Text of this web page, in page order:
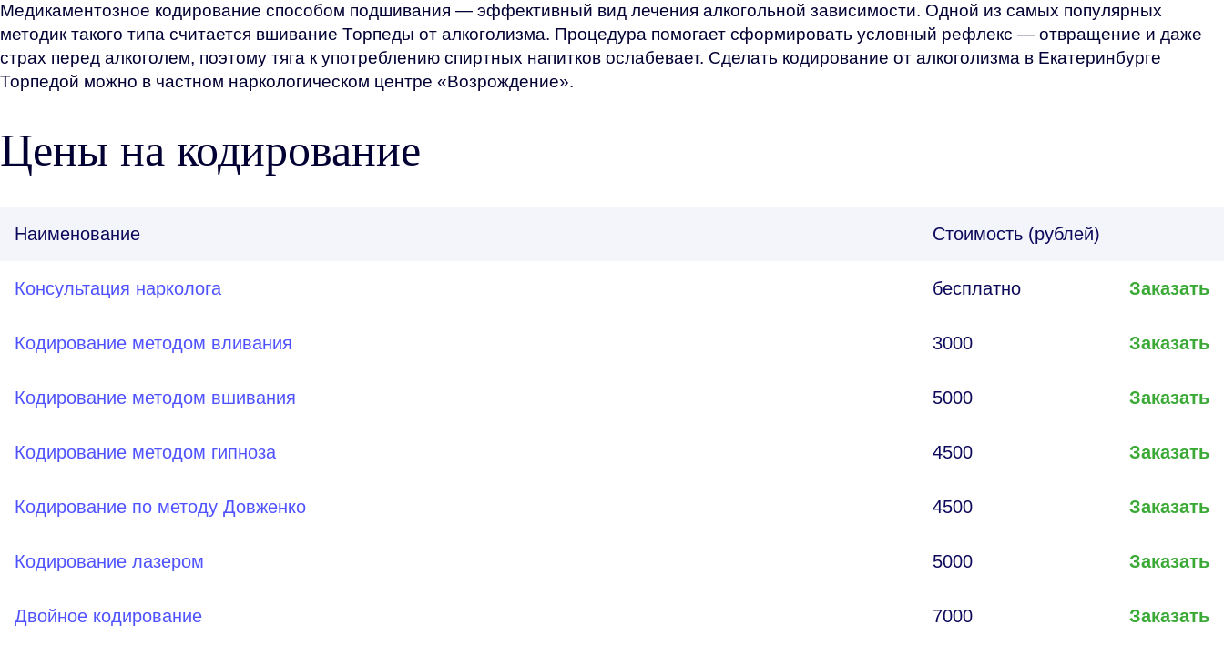
Медикаментозное кодирование способом подшивания — эффективный вид лечения алкогольной зависимости. Одной из самых популярных
методик такого типа считается вшивание Торпеды от алкоголизма. Процедура помогает сформировать условный рефлекс — отвращение и даже
страх перед алкоголем, поэтому тяга к употреблению спиртных напитков ослабевает. Сделать кодирование от алкоголизма в Екатеринбурге
Торпедой можно в частном наркологическом центре «Возрождение».
Цены на кодирование
Наименование Стоимость (рублей)
Консультация нарколога бесплатно Заказать
Кодирование методом вливания 3000 Заказать
Кодирование методом вшивания 5000 Заказать
Кодирование методом гипноза 4500 Заказать
Кодирование по методу Довженко 4500 Заказать
Кодирование лазером 5000 Заказать
Двойное кодирование 7000 Заказать